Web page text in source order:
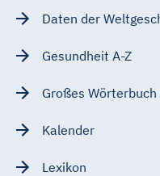
Daten der
Gesundheit A-Z
Großes
Kalender
Lexikon